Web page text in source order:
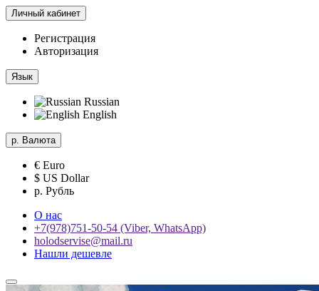
Личный кабинет
Регистрация
Авторизация
Язык
Russian
English
р. Валюта
€ Euro
$ US Dollar
р. Рубль
О нас
+7(978)751-50-54 (Viber, WhatsApp)
holodservise@mail.ru
Нашли дешевле